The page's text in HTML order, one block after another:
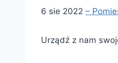
6 sie 2022 –
Urządź z nam